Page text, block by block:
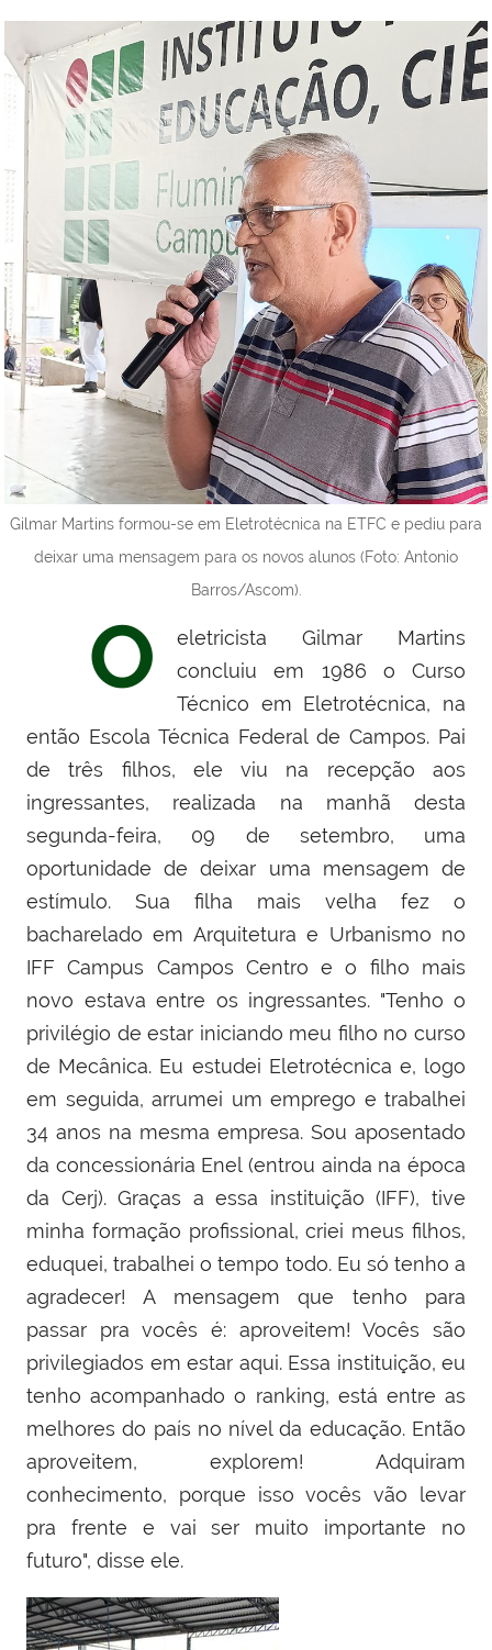
Gilmar Martins formou-se em Eletrotécnica na ETFC e pediu para
deixar uma mensagem para os novos alunos (Foto: Antonio
Barros/Ascom).
O
eletricista Gilmar Martins
concluiu em 1986 o Curso
Técnico em Eletrotécnica, na
então Escola Técnica Federal de Campos. Pai
de três filhos, ele viu na recepção aos
ingressantes, realizada na manhã desta
segunda-feira, 09 de setembro, uma
oportunidade de deixar uma mensagem de
estímulo. Sua filha mais velha fez o
bacharelado em Arquitetura e Urbanismo no
IFF Campus Campos Centro e o filho mais
novo estava entre os ingressantes. "Tenho o
privilégio de estar iniciando meu filho no curso
de Mecânica. Eu estudei Eletrotécnica e, logo
em seguida, arrumei um emprego e trabalhei
34 anos na mesma empresa. Sou aposentado
da concessionária Enel (entrou ainda na época
da Cerj). Graças a essa instituição (IFF), tive
minha formação profissional, criei meus filhos,
eduquei, trabalhei o tempo todo. Eu só tenho a
agradecer! A mensagem que tenho para
passar pra vocês é: aproveitem! Vocês são
privilegiados em estar aqui. Essa instituição, eu
tenho acompanhado o ranking, está entre as
melhores do país no nível da educação. Então
aproveitem, explorem! Adquiram
conhecimento, porque isso vocês vão levar
pra frente e vai ser muito importante no
futuro", disse ele.